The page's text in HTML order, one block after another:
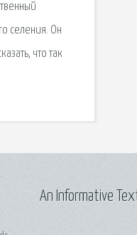
селения. Он
что так
An Informative